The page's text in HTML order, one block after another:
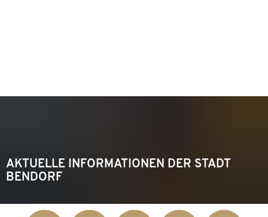
AKTUELLE INFORMATIONEN DER STADT
BENDORF